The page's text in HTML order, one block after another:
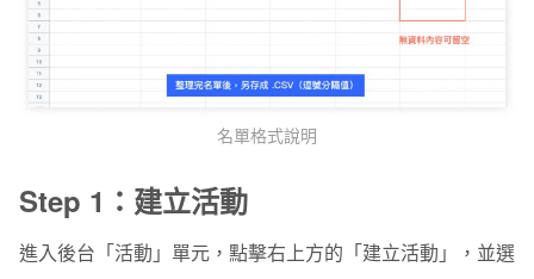
名單格式說明
Step 1：建立活動
進入後台「活動」單元，點擊右上方的「建立活動」，並選